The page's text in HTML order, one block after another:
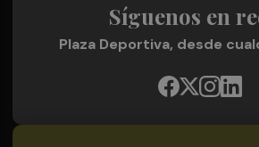
Síguenos en
Plaza Deportiva, desde